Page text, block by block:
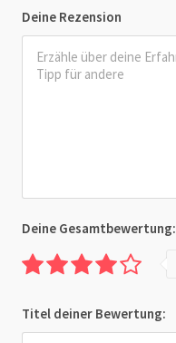
Deine Rezension
Deine Gesamtbewertung:
Titel deiner Bewertung: